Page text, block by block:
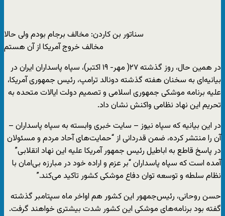
سناتور بن کاردن‌: مخالف برجام بودم ولی حالا
مخالف خروج آمریکا از آن هستم
در همین حال، روز گذشته ٢٧( مهر- ١٩ اکتبر)، سپاه پاسداران ایران در
بیانیه‌ای به سخنان هفته گذشته دونالد ترامپ، رئیس جمهوری آمریکا،
علیه برنامه موشکی جمهوری اسلامی و تصمیم دولت ایالات متحده به
تحریم این نهاد نظامی واکنش نشان داد.
در این بیانیه که سپاه نیوز – سایت خبری وابسته به سپاه پاسداران –
آن را منتشر کرده، ضمن قدردانی از “حمایت‌های آحاد مردم و مسئولان
در پاسخ قاطع به اباطیل رئیس جمهور آمریکا علیه این نهاد انقلابی”
آمده است که سپاه پاسداران “بر عزم و اراده خود در مبارزه بی‌امان با
نظام سلطه و توسعه توان دفاع موشکی کشور تاکید می‌کند.”
حسن روحانی، رئیس‌جمهور این کشور هم اواخر ماه سپتامبر گذشته
گفته بود برنامه‌های موشکی این کشور شدت بیشتری خواهند گرفت.